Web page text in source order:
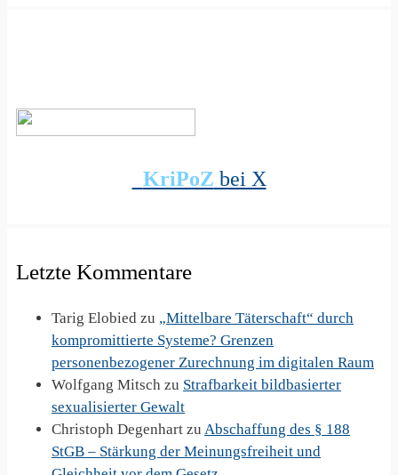
KriPoZ bei X
Letzte Kommentare
Tarig Elobied zu „Mittelbare Täterschaft“ durch
kompromittierte Systeme? Grenzen
personenbezogener Zurechnung im digitalen Raum
Wolfgang Mitsch zu Strafbarkeit bildbasierter
sexualisierter Gewalt
Christoph Degenhart zu Abschaffung des § 188
StGB – Stärkung der Meinungsfreiheit und